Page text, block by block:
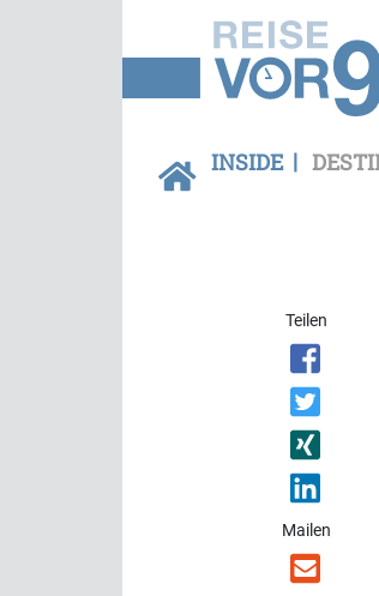
INSIDE
Teilen
Mailen